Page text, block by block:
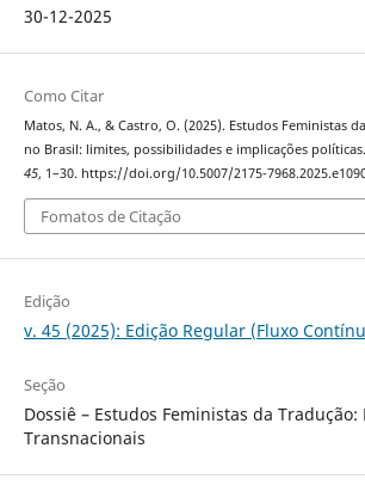
30-12-2025
Como Citar
Matos, N. A., & Castro, O. (2025). Estudos Feministas
no Brasil: limites, possibilidades e implicações políticas.
45, 1–30. https://doi.org/10.5007/2175-
Fomatos de Citação
Edição
v. 45 (2025): Edição Regular (Fluxo
Seção
Dossiê – Estudos Feministas da Tradução:
Transnacionais